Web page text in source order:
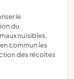
du
nuisibles,
commun les
des récoltes